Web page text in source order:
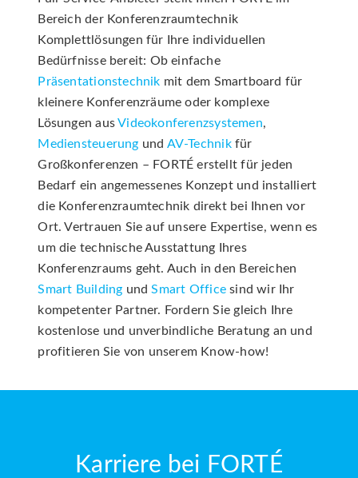
Bereich der Konferenzraumtechnik
Komplettlösungen für Ihre individuellen
Bedürfnisse bereit: Ob einfache
Präsentationstechnik mit dem Smartboard für
kleinere Konferenzräume oder komplexe
Lösungen ausVideokonferenzsystemen,
Mediensteuerung und AV-Technikfür
Großkonferenzen – FORTÉ erstellt für jeden
Bedarf ein angemessenes Konzept und installiert
die Konferenzraumtechnik direkt bei Ihnen vor
Ort. Vertrauen Sie auf unsere Expertise, wenn es
um die technische Ausstattung Ihres
Konferenzraums geht. Auch in den Bereichen
Smart Building undSmart Officesind wir Ihr
kompetenter Partner. Fordern Sie gleich Ihre
kostenlose und unverbindliche Beratung an und
profitieren Sie von unserem Know-how!
Karriere bei FORTÉ